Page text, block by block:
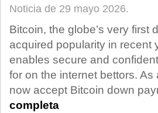
Noticia de 29 mayo 2026.
Bitcoin, the globe’s very first
acquired popularity in recent
enables secure and
for on the internet bettors.
now accept Bitcoin down
completa